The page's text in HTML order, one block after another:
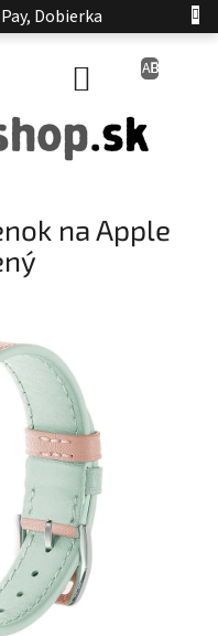
Dobierka
NÁKUPNÝ
na Apple